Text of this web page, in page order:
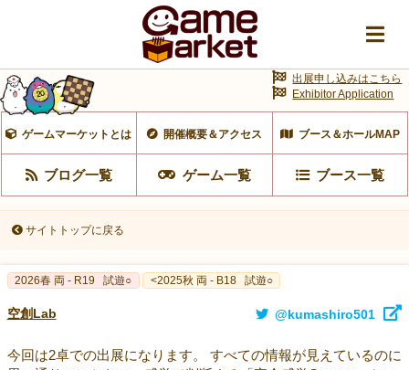
ゲームマーケットとは 開催概要＆アクセス ブース＆ホールMAP
ブログ一覧 ゲーム一覧 ブース一覧
出展申し込みはこちら
Exhibitor Application
サイトトップに戻る
2026春 両 - R19 試遊○ <2025秋 両 - B18 試遊○
空創Lab @kumashiro501
今回は2卓での出展になります。 すべての情報が見えているのに